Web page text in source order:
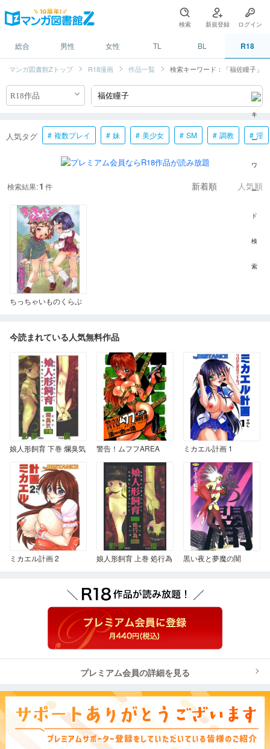
検索 新規登録 ログイン
総合 男性 女性 TL BL R18
マンガ図書館Zトップ R18漫画 作品一覧 検索キーワード：「福佐瞳子」
人気タグ 複数プレイ 妹 美少女 SM 調教 淫
検索結果:1 件 新着順 人気順
ちっちゃいものくらぶ
今読まれている人気無料作品
娘人形飼育 下巻 爛臭気 警告！ムフフAREA ミカエル計画 1
ミカエル計画 2 娘人形飼育 上巻 処行為 黒い夜と夢魔の闇
プレミアム会員の詳細を見る